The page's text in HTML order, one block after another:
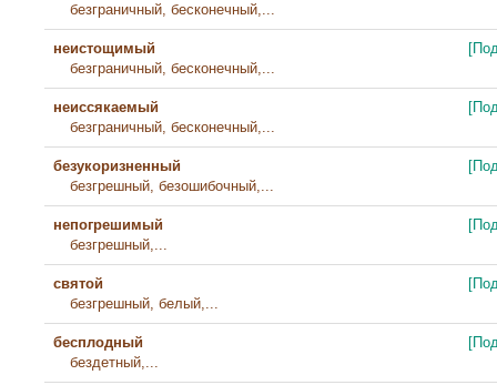
безграничный, бесконечный,...
неистощимый
безграничный, бесконечный,...
неиссякаемый
безграничный, бесконечный,...
безукоризненный
безгрешный, безошибочный,...
непогрешимый
безгрешный,...
святой
безгрешный, белый,...
бесплодный
бездетный,...